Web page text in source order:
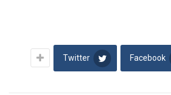
Facebook
Twitter